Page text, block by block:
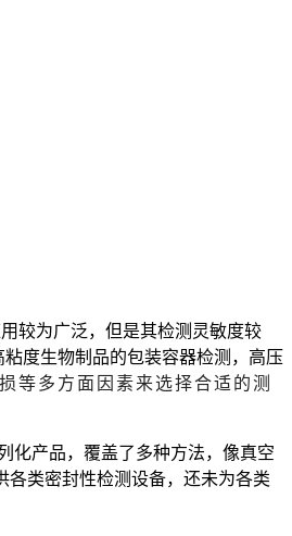
较为广泛，但是其检测灵敏度较
度生物制品的包装容器检测，高压
等多方面因素来选择合适的测
化产品，覆盖了多种方法，像真空
各类密封性检测设备，还未为各类